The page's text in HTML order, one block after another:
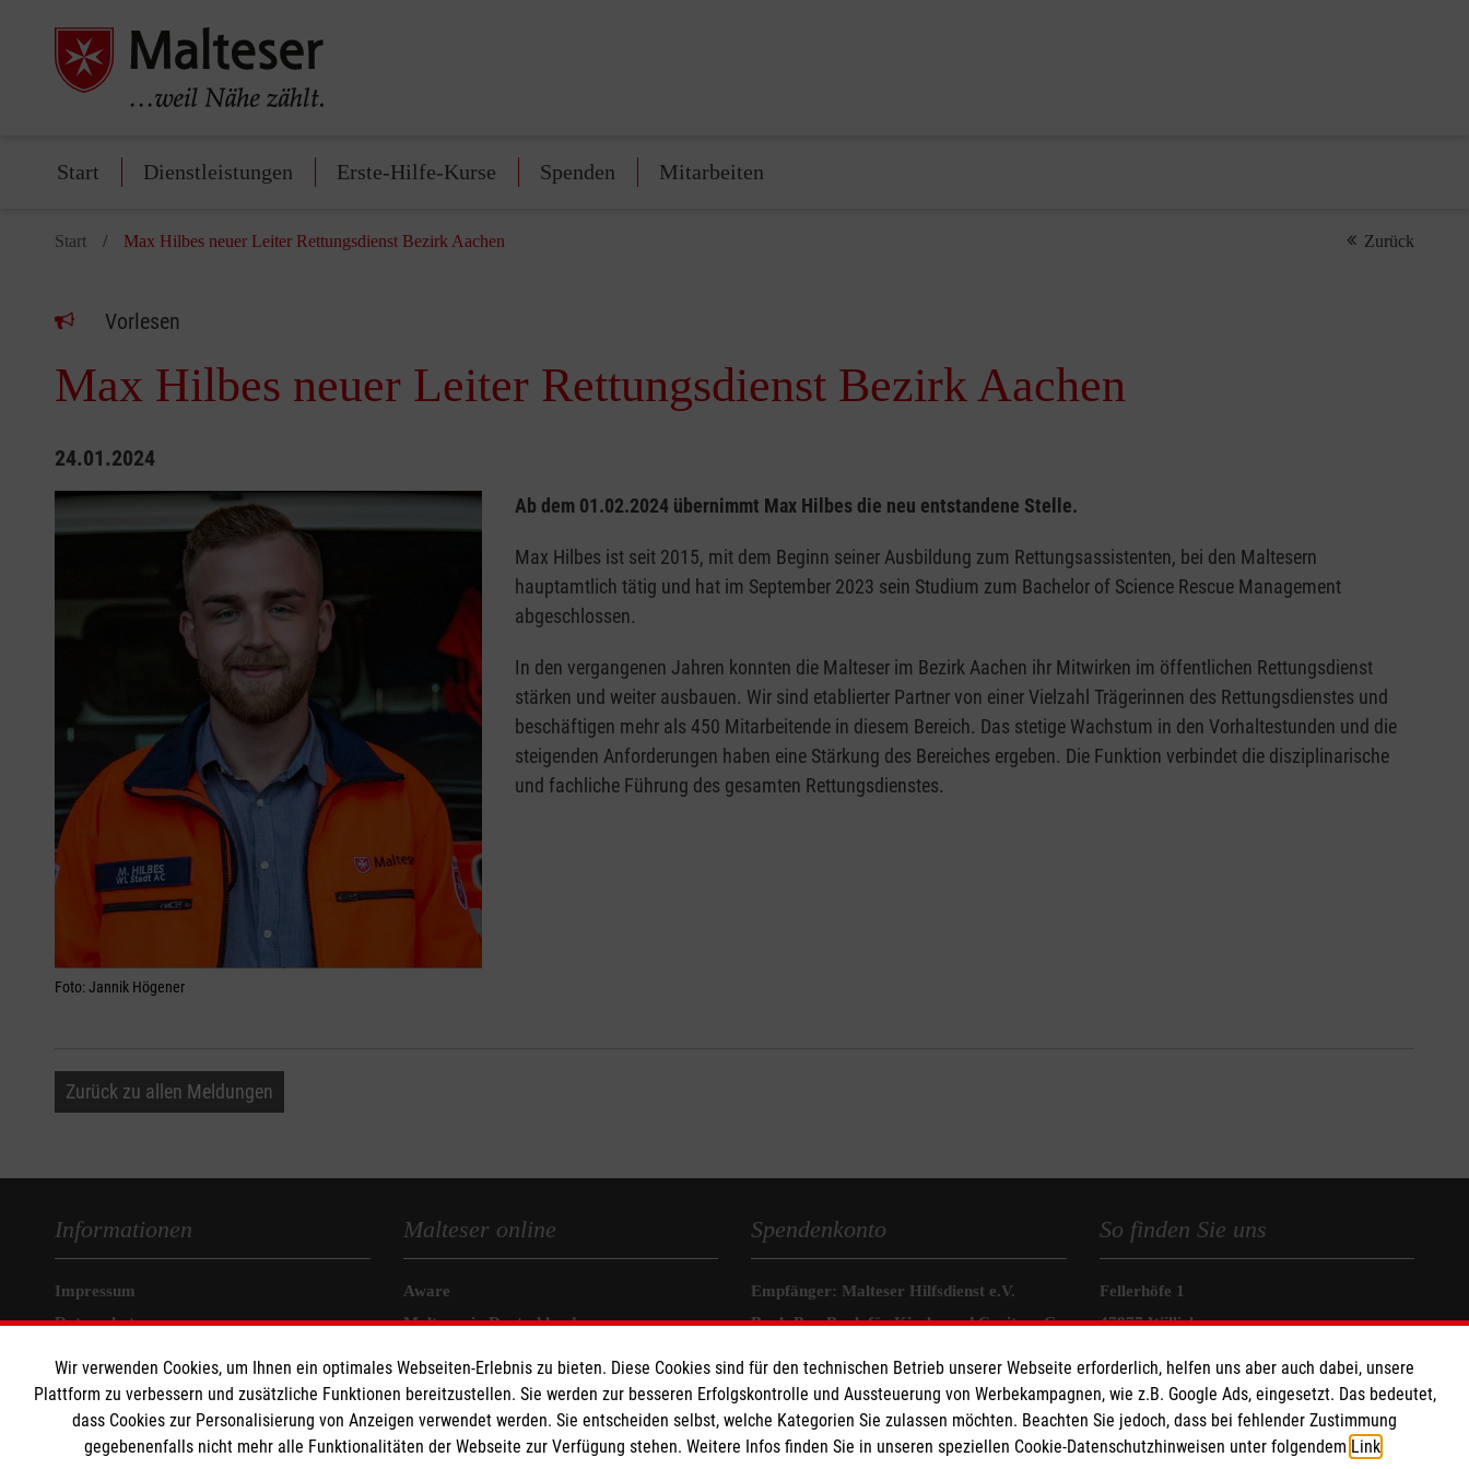
Start Dienstleistungen Erste-Hilfe-Kurse Spenden Mitarbeiten
Start Max Hilbes neuer Leiter Rettungsdienst Bezirk Aachen Zurück
Vorlesen
Max Hilbes neuer Leiter Rettungsdienst Bezirk Aachen
24.01.2024
Foto: Jannik Högener
Ab dem 01.02.2024 übernimmt Max Hilbes die neu entstandene Stelle.
Max Hilbes ist seit 2015, mit dem Beginn seiner Ausbildung zum Rettungsassistenten, bei den Maltesern
hauptamtlich tätig und hat im September 2023 sein Studium zum Bachelor of Science Rescue Management
abgeschlossen.
In den vergangenen Jahren konnten die Malteser im Bezirk Aachen ihr Mitwirken im öffentlichen Rettungsdienst
stärken und weiter ausbauen. Wir sind etablierter Partner von einer Vielzahl Trägerinnen des Rettungsdienstes und
beschäftigen mehr als 450 Mitarbeitende in diesem Bereich. Das stetige Wachstum in den Vorhaltestunden und die
steigenden Anforderungen haben eine Stärkung des Bereiches ergeben. Die Funktion verbindet die disziplinarische
und fachliche Führung des gesamten Rettungsdienstes.
Zurück zu allen Meldungen
Informationen
Impressum
Datenschutz
Malteser online
Aware
Malteser in Deutschland
Malteser Jugend
Malteser International
Mediathek
Spendenkonto
Empfänger: Malteser Hilfsdienst e.V.
Bank:Pax-Bank für Kirche und Caritas eG
BIC: GENODED1PAX
So finden Sie uns
Fellerhöfe 1
47877 Willich
Wir verwenden Cookies, um Ihnen ein optimales Webseiten-Erlebnis zu bieten. Diese Cookies sind für den technischen Betrieb unserer Webseite erforderlich, helfen uns aber auch dabei, unsere
Plattform zu verbessern und zusätzliche Funktionen bereitzustellen. Sie werden zur besseren Erfolgskontrolle und Aussteuerung von Werbekampagnen, wie z.B. Google Ads, eingesetzt. Das bedeutet,
dass Cookies zur Personalisierung von Anzeigen verwendet werden. Sie entscheiden selbst, welche Kategorien Sie zulassen möchten. Beachten Sie jedoch, dass bei fehlender Zustimmung
gegebenenfalls nicht mehr alle Funktionalitäten der Webseite zur Verfügung stehen. Weitere Infos finden Sie in unseren speziellen Cookie-Datenschutzhinweisen unter folgendem Link